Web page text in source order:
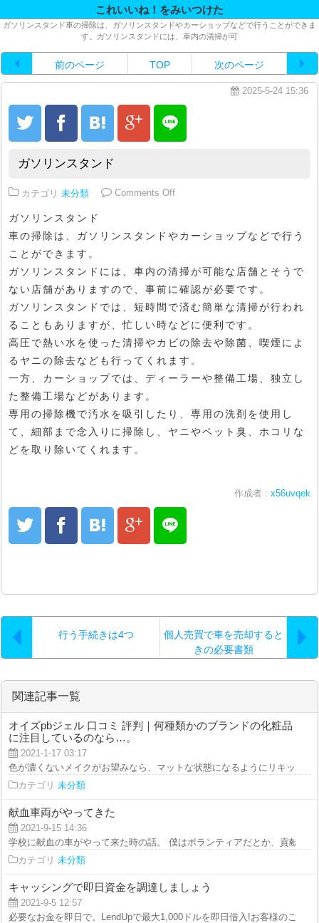
これいいね！をみいつけた
ガソリンスタンド車の掃除は、ガソリンスタンドやカーショップなどで行うことができま
す。ガソリンスタンドには、車内の清掃が可
前のページ TOP 次のページ
2025-5-24 15:36
ガソリンスタンド
カテゴリ 未分類 Comments Offon ガソリンスタンド
ガソリンスタンド
車の掃除は、ガソリンスタンドやカーショップなどで行う
ことができます。
ガソリンスタンドには、車内の清掃が可能な店舗とそうで
ない店舗がありますので、事前に確認が必要です。
ガソリンスタンドでは、短時間で済む簡単な清掃が行われ
ることもありますが、忙しい時などに便利です。
高圧で熱い水を使った清掃やカビの除去や除菌、喫煙によ
るヤニの除去なども行ってくれます。
一方、カーショップでは、ディーラーや整備工場、独立し
た整備工場などがあります。
専用の掃除機で汚水を吸引したり、専用の洗剤を使用し
て、細部まで念入りに掃除し、ヤニやペット臭、ホコリな
どを取り除いてくれます。
作成者 : x56uvqek
行う手続きは4つ
個人売買で車を売却すると
きの必要書類
関連記事一覧
オイズpbジェル 口コミ 評判｜何種類かのブランドの化粧品
に注目しているのなら…。
2021-1-17 03:17
色が濃くないメイクがお望みなら、マットな状態になるようにリキッドフ
カテゴリ 未分類
献血車両がやってきた
2021-9-15 14:36
学校に献血の車がやって来た時の話。 僕はボランティアだとか、貢献活
カテゴリ 未分類
キャッシングで即日資金を調達しましょう
2021-9-5 12:57
必要なお金を即日で。LendUpで最大1,000ドルを即日借入!お客様のご要望